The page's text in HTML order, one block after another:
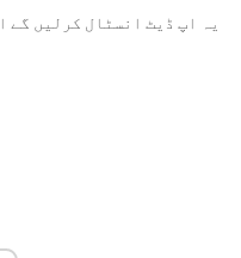
یہ اپ ڈیٹ انسٹال کرلیں گے